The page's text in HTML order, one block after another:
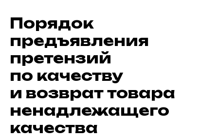
Порядок
предъявления
претензий
по качеству
и возврат товара
ненадлежащего
качества